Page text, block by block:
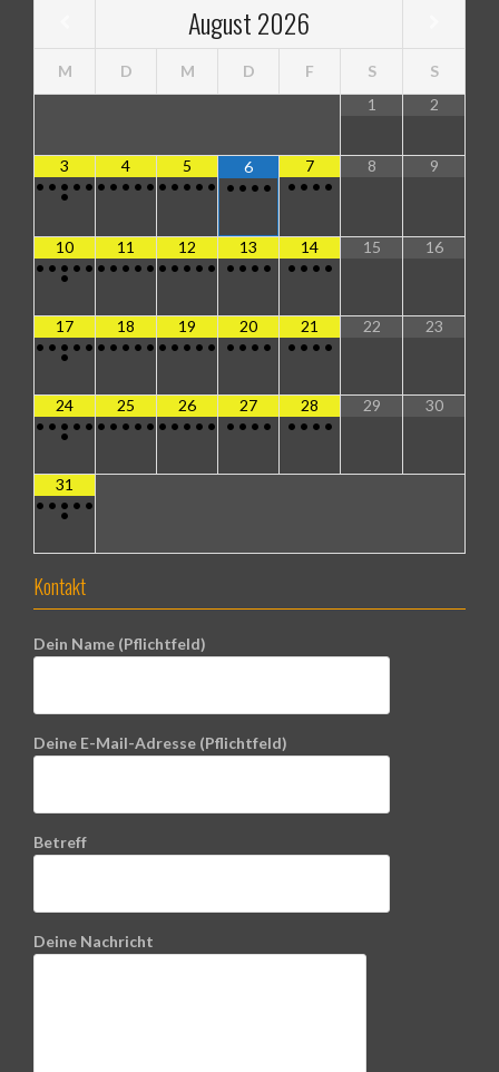
August2026
M D M D F S
S
1
2
3
• • • • •
•
4
• • • • •
5
• • • • •
6
• • • •
7
• • • •
8 9
10
• • • • •
•
11
• • • • •
12
• • • • •
13
• • • •
14
• • • •
15 16
17
• • • • •
•
18
• • • • •
19
• • • • •
20
• • • •
21
• • • •
22 23
24
• • • • •
•
25
• • • • •
26
• • • • •
27
• • • •
28
• • • •
29 30
31
• • • • •
•
Kontakt
Dein Name (Pflichtfeld)
Deine E-Mail-Adresse (Pflichtfeld)
Betreff
Deine Nachricht